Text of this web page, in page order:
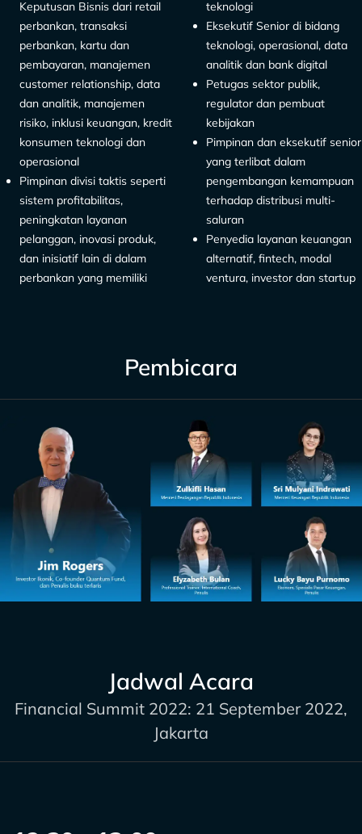
Keputusan Bisnis dari retail
perbankan, transaksi
perbankan, kartu dan
pembayaran, manajemen
customer relationship, data
dan analitik, manajemen
risiko, inklusi keuangan, kredit
konsumen teknologi dan
operasional
Pimpinan divisi taktis seperti
sistem profitabilitas,
peningkatan layanan
pelanggan, inovasi produk,
dan inisiatif lain di dalam
perbankan yang memiliki
teknologi
Eksekutif Senior di bidang
teknologi, operasional, data
analitik dan bank digital
Petugas sektor publik,
regulator dan pembuat
kebijakan
Pimpinan dan eksekutif senior
yang terlibat dalam
pengembangan kemampuan
terhadap distribusi multi-
saluran
Penyedia layanan keuangan
alternatif, fintech, modal
ventura, investor dan startup
Pembicara
Jadwal Acara
Financial Summit 2022: 21 September 2022,
Jakarta